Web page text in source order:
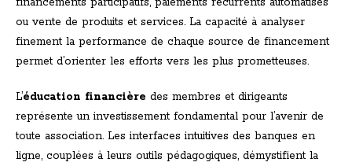
ou vente de produits et services. La capacité à analyser
finement la performance de chaque source de financement
permet d’orienter les efforts vers les plus prometteuses.
L’éducation financière des membres et dirigeants
représente un investissement fondamental pour l’avenir de
toute association. Les interfaces intuitives des banques en
ligne, couplées à leurs outils pédagogiques, démystifient la